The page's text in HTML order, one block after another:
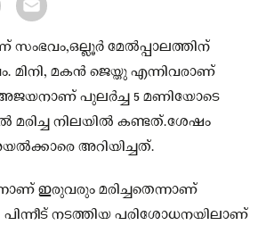
സംഭവം,ഒല്ലൂർ മേല്‍പ്പാലത്തിന്
മിനി, മകൻ ജെയ്തു എന്നിവരാണ്
അജയനാണ് പുലർച്ച 5 മണിയോടെ
മരിച്ച നിലയില്‍ കണ്ടത്.ശേഷം
അറിയിച്ചത്.
ഇരുവരും മരിച്ചതെന്നാണ്
പിന്നീട് നടത്തിയ പരിശോധനയിലാണ്